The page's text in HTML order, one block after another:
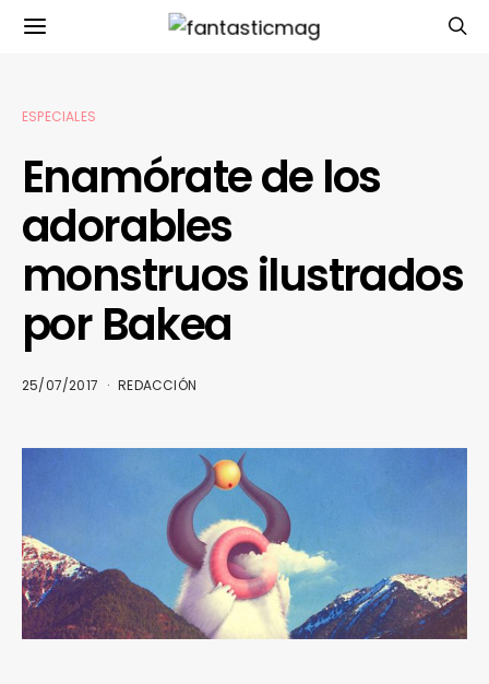
ESPECIALES
Enamórate de los
adorables
monstruos ilustrados
por Bakea
25/07/2017 REDACCIÓN